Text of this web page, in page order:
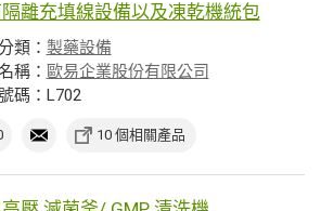
離充填線設備以及凍乾機統包
類： 製藥設備
稱： 歐易企業股份有限公司
碼：L702
10 個相關產品